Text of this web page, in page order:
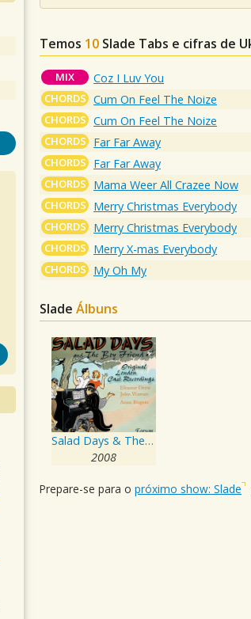
Temos 10 Slade Tabs e cifras de
MIX Coz I Luv You
CHORDS Cum On Feel The Noize
CHORDS Cum On Feel The Noize
CHORDS Far Far Away
CHORDS Far Far Away
CHORDS Mama Weer All Crazee Now
CHORDS Merry Christmas Everybody
CHORDS Merry Christmas Everybody
CHORDS Merry X-mas Everybody
CHORDS My Oh My
Slade Álbuns
Salad Days & The Boy Friend - Original London Cast Recordings
2008
Prepare-se para o próximo show: Slade